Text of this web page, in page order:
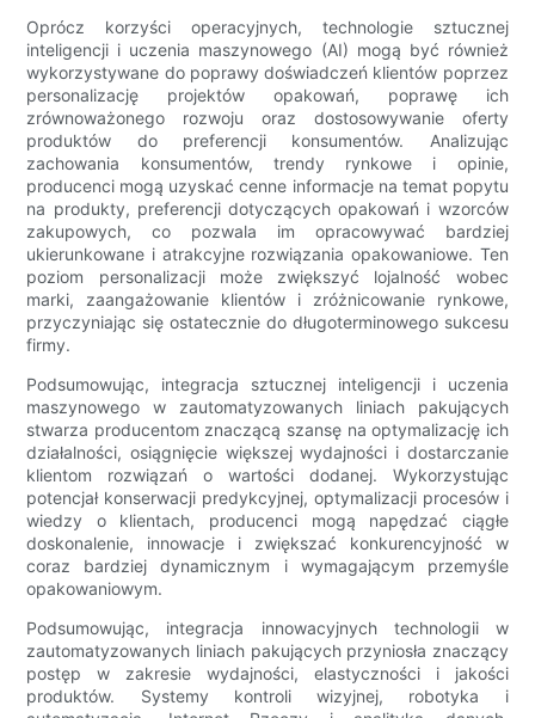
Oprócz korzyści operacyjnych, technologie sztucznej
inteligencji i uczenia maszynowego (AI) mogą być również
wykorzystywane do poprawy doświadczeń klientów poprzez
personalizację projektów opakowań, poprawę ich
zrównoważonego rozwoju oraz dostosowywanie oferty
produktów do preferencji konsumentów. Analizując
zachowania konsumentów, trendy rynkowe i opinie,
producenci mogą uzyskać cenne informacje na temat popytu
na produkty, preferencji dotyczących opakowań i wzorców
zakupowych, co pozwala im opracowywać bardziej
ukierunkowane i atrakcyjne rozwiązania opakowaniowe. Ten
poziom personalizacji może zwiększyć lojalność wobec
marki, zaangażowanie klientów i zróżnicowanie rynkowe,
przyczyniając się ostatecznie do długoterminowego sukcesu
firmy.
Podsumowując, integracja sztucznej inteligencji i uczenia
maszynowego w zautomatyzowanych liniach pakujących
stwarza producentom znaczącą szansę na optymalizację ich
działalności, osiągnięcie większej wydajności i dostarczanie
klientom rozwiązań o wartości dodanej. Wykorzystując
potencjał konserwacji predykcyjnej, optymalizacji procesów i
wiedzy o klientach, producenci mogą napędzać ciągłe
doskonalenie, innowacje i zwiększać konkurencyjność w
coraz bardziej dynamicznym i wymagającym przemyśle
opakowaniowym.
Podsumowując, integracja innowacyjnych technologii w
zautomatyzowanych liniach pakujących przyniosła znaczący
postęp w zakresie wydajności, elastyczności i jakości
produktów. Systemy kontroli wizyjnej, robotyka i